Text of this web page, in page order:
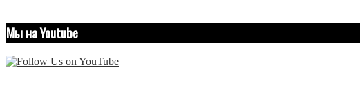
Мы на Youtube